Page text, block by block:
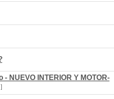
NUEVO INTERIOR Y MOTOR-